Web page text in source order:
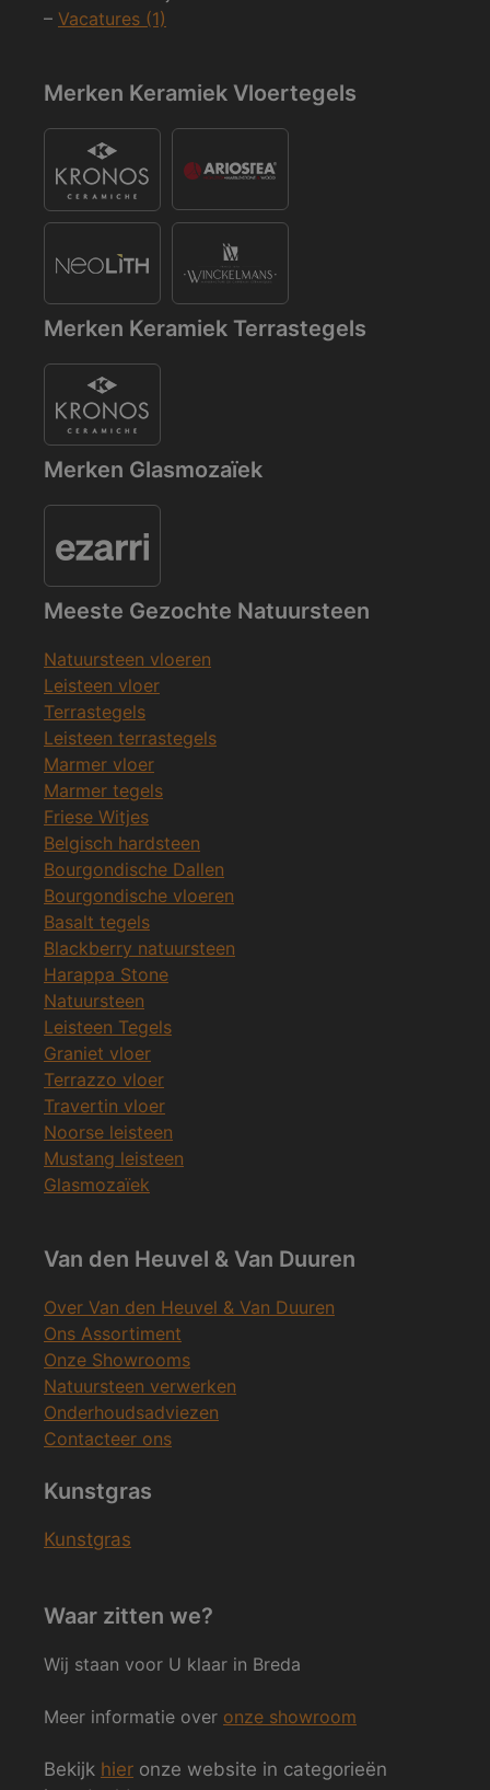
– Vacatures (1)
Merken Keramiek Vloertegels
Merken Keramiek Terrastegels
Merken Glasmozaïek
Meeste Gezochte Natuursteen
Natuursteen vloeren
Leisteen vloer
Terrastegels
Leisteen terrastegels
Marmer vloer
Marmer tegels
Friese Witjes
Belgisch hardsteen
Bourgondische Dallen
Bourgondische vloeren
Basalt tegels
Blackberry natuursteen
Harappa Stone
Natuursteen
Leisteen Tegels
Graniet vloer
Terrazzo vloer
Travertin vloer
Noorse leisteen
Mustang leisteen
Glasmozaïek
Van den Heuvel & Van Duuren
Over Van den Heuvel & Van Duuren
Ons Assortiment
Onze Showrooms
Natuursteen verwerken
Onderhoudsadviezen
Contacteer ons
Kunstgras
Kunstgras
Waar zitten we?
Wij staan voor U klaar in Breda
Meer informatie over onze showroom
Bekijk hier onze website in categorieën